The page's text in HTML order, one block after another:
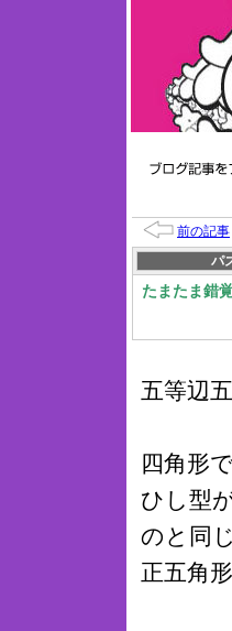
前の記事
パ
たまたま錯
五等辺
四角形
ひし型
のと同
正五角